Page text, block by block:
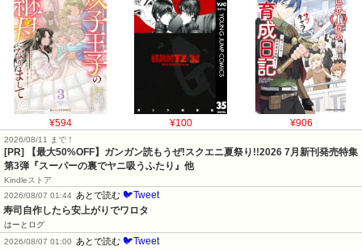
¥594 ¥100 ¥906
2026/08/11 まで！
[PR] 【最大50%OFF】ガンガン読もうぜ!スクエニ夏祭り!!2026 7月新刊発売特集
第3弾『スーパーの裏でヤニ吸うふたり』他
Kindleストア
2026/08/07 01:44 あとで読む 🐦Tweet
寿司自作したら安上がりでワロタ
はーとログ
2026/08/07 01:00
あとで読む 🐦Tweet